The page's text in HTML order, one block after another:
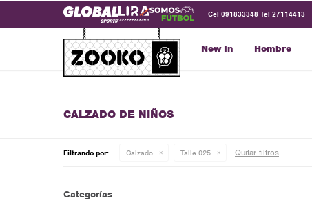
New In Hombre
Cel 091833348 Tel 27114413
CALZADO DE NIÑOS
Filtrando por: Calzado Talle 025 Quitar filtros
Categorías